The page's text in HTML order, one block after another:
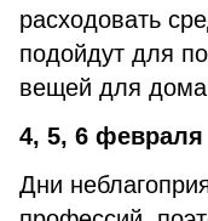
расходовать
подойдут для
вещей для
4, 5, 6 февраля
Дни